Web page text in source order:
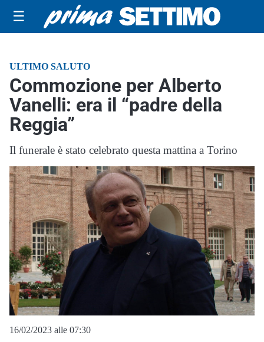
☰
ULTIMO SALUTO
Commozione per Alberto
Vanelli: era il “padre della
Reggia”
Il funerale è stato celebrato questa mattina a Torino
16/02/2023 alle 07:30